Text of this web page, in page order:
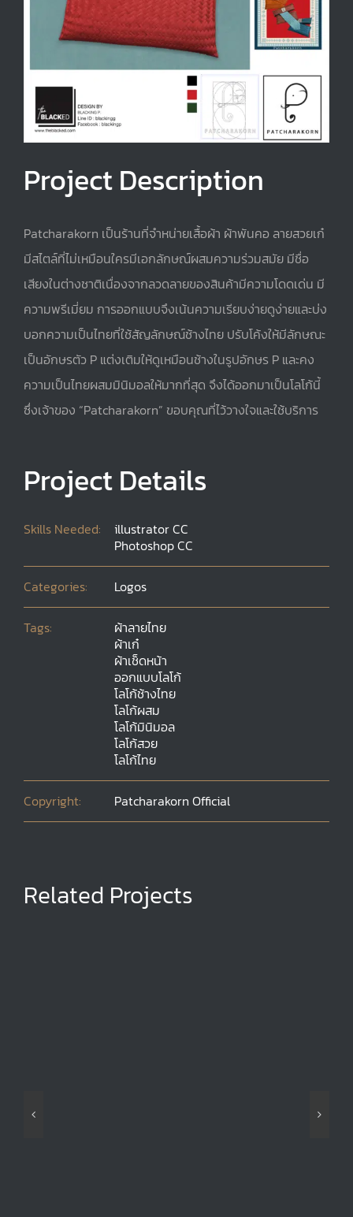
Project Description
Patcharakorn เป็นร้านที่จำหน่ายเสื้อผ้า ผ้าพันคอ ลายสวยเก๋
มีสไตล์ที่ไม่เหมือนใครมีเอกลักษณ์ผสมความร่วมสมัย มีชื่อ
เสียงในต่างชาติเนื่องจากลวดลายของสินค้ามีความโดดเด่น มี
ความพรีเมี่ยม การออกแบบจึงเน้นความเรียบง่ายดูง่ายและบ่ง
บอกความเป็นไทยที่ใช้สัญลักษณ์ช้างไทย ปรับโค้งให้มีลักษณะ
เป็นอักษรตัว P แต่งเติมให้ดูเหมือนช้างในรูปอักษร P และคง
ความเป็นไทยผสมมินิมอลให้มากที่สุด จึงได้ออกมาเป็นโลโก้นี้
ซึ่งเจ้าของ “Patcharakorn” ขอบคุณที่ไว้วางใจและใช้บริการ
Project Details
Skills Needed:
illustrator CC
Photoshop CC
Categories: Logos
Tags:
ผ้าลายไทย
ผ้าเก๋
ผ้าเช็ดหน้า
ออกแบบโลโก้
โลโก้ช้างไทย
โลโก้ผสม
โลโก้มินิมอล
โลโก้สวย
โลโก้ไทย
Copyright: Patcharakorn Official
Related Projects